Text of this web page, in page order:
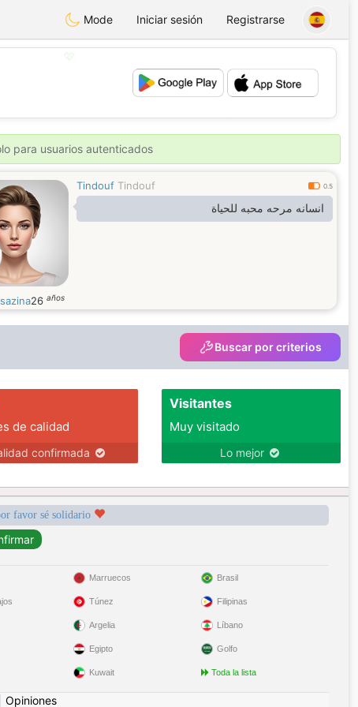
Mode Iniciar sesión Registrarse
💕
para usuarios autenticados
Tindouf Tindouf 0.5
انسانه مرحه محبه للحياة
26 años
Buscar por criterios
de calidad
confirmada
Visitantes
Muy visitado
Lo mejor
favor sé solidario
Marruecos
Túnez
Argelia
Egipto
Kuwait
Brasil
Filipinas
Líbano
Golfo
Toda la lista
Opiniones